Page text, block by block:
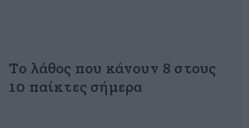
Το λάθος που κάνουν 8 στους
10 παίκτες σήμερα